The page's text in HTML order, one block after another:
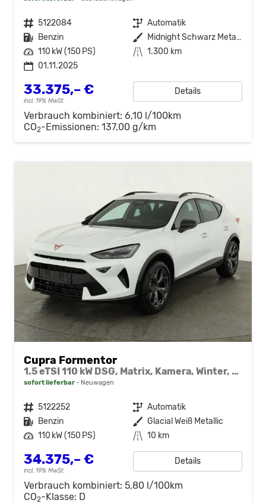
Fahrzeugnr. 5122084 Getriebe Automatik
Kraftstoff Benzin Außenfarbe
Midnight Schwarz Metallic
Leistung 110 kW (150 PS) Kilometerstand 1.300 km
01.11.2025
33.375,– €
incl. 19% MwSt.
Details
Verbrauch kombiniert: 6,10 l/100km
CO2-Emissionen: 137,00 g/km
Cupra Formentor
1.5 eTSI 110 kW DSG, Matrix, Kamera, Winter, el. Klappe, 5 J.-Garantie
sofort lieferbar Neuwagen
Fahrzeugnr. 5122252 Getriebe Automatik
Kraftstoff Benzin Außenfarbe Glacial Weiß Metallic
Leistung 110 kW (150 PS) Kilometerstand 10 km
34.375,– €
incl. 19% MwSt.
Details
Verbrauch kombiniert: 5,80 l/100km
CO2-Klasse: D